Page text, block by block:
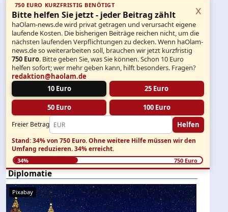
750 EURO KURZFRISTIG BENÖTIGT
Bitte helfen Sie jetzt - jeder Beitrag zählt
haOlam-news.de wird privat getragen und verursacht eigene
laufende Kosten. Die bisherigen Beiträge reichen nicht, um die
nächsten laufenden Verpflichtungen zu decken. Wenn haOlam-
news.de so weiterarbeiten soll, brauchen wir jetzt kurzfristig
750 Euro. Bitte geben Sie, was Sie können. Schon 10 Euro
helfen sofort; wer mehr geben kann, hilft besonders. Fragen?
redaktion@haolam.de
10 Euro
25 Euro
50 Euro 100 Euro
Freier Betrag Helfen
x
Stand: 34% von 750 Euro.Ohne weitere Hilfe müssen wir den
Umfang reduzieren.34% erreicht.
34% 750 Euro
Diplomatie
Pixabay